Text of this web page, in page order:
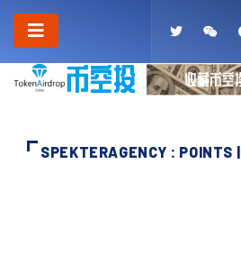
SPEKTERAGENCY : POINTS |